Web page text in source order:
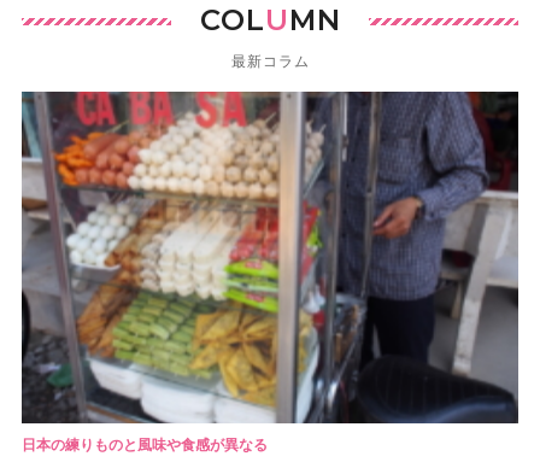
COLUMN
最新コラム
日本の練りものと風味や食感が異なる